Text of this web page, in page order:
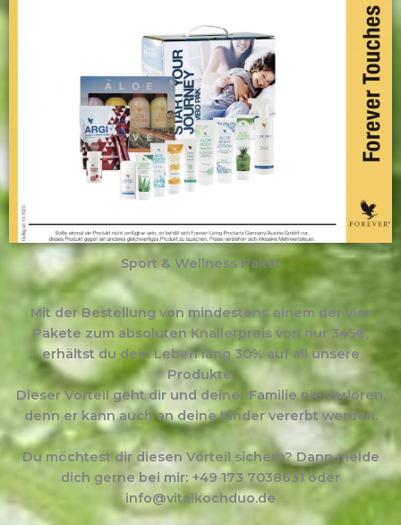
Sport & Wellness Paket
Mit der Bestellung von mindestens einem der vier
Pakete zum absoluten Knallerpreis von nur 345€,
erhältst du dein Leben lang 30% auf all unsere
Produkte.
Dieser Vorteil geht dir und deiner Familie nie verloren,
denn er kann auch an deine Kinder vererbt werden.
Du möchtest dir diesen Vorteil sichern? Dann melde
dich gerne bei mir: +49 173 7038631 oder
info@vitalkochduo.de